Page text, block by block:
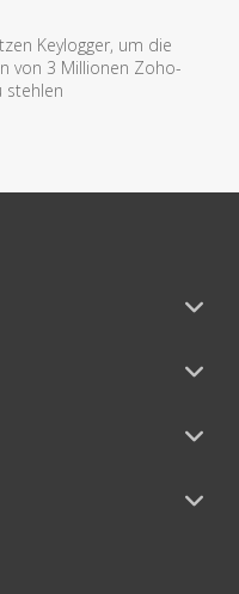
Keylogger, um die
von 3 Millionen Zoho-
stehlen